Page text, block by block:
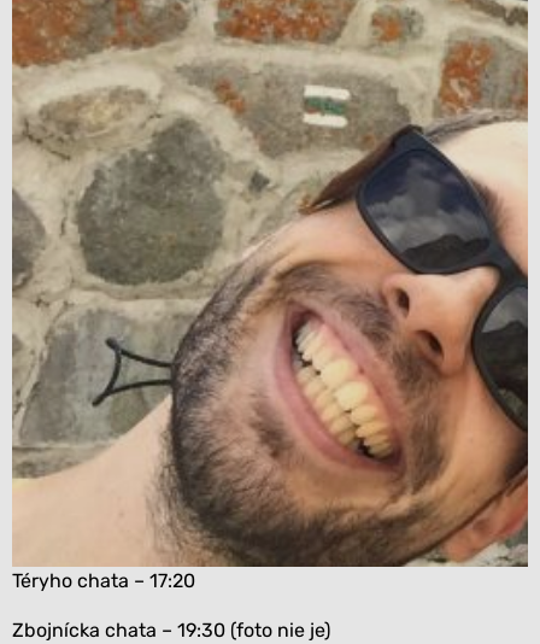
Téryho chata – 17:20
Zbojnícka chata – 19:30 (foto nie je)